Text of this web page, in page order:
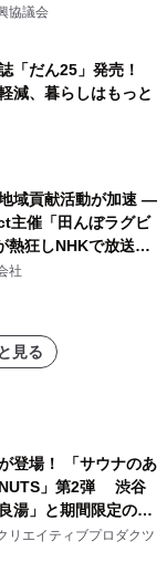
協議会
「だん25」発売！
減、暮らしはもっと
域貢献活動が加速 ―
主催「田んぼラグビ
熱狂しNHKで放送さ
社
見る
登場！ 「サウナのあ
」第2弾 渋谷
湯」と期間限定のコ
サウナイキタイコラ
定！
リエイティブプロダクツ